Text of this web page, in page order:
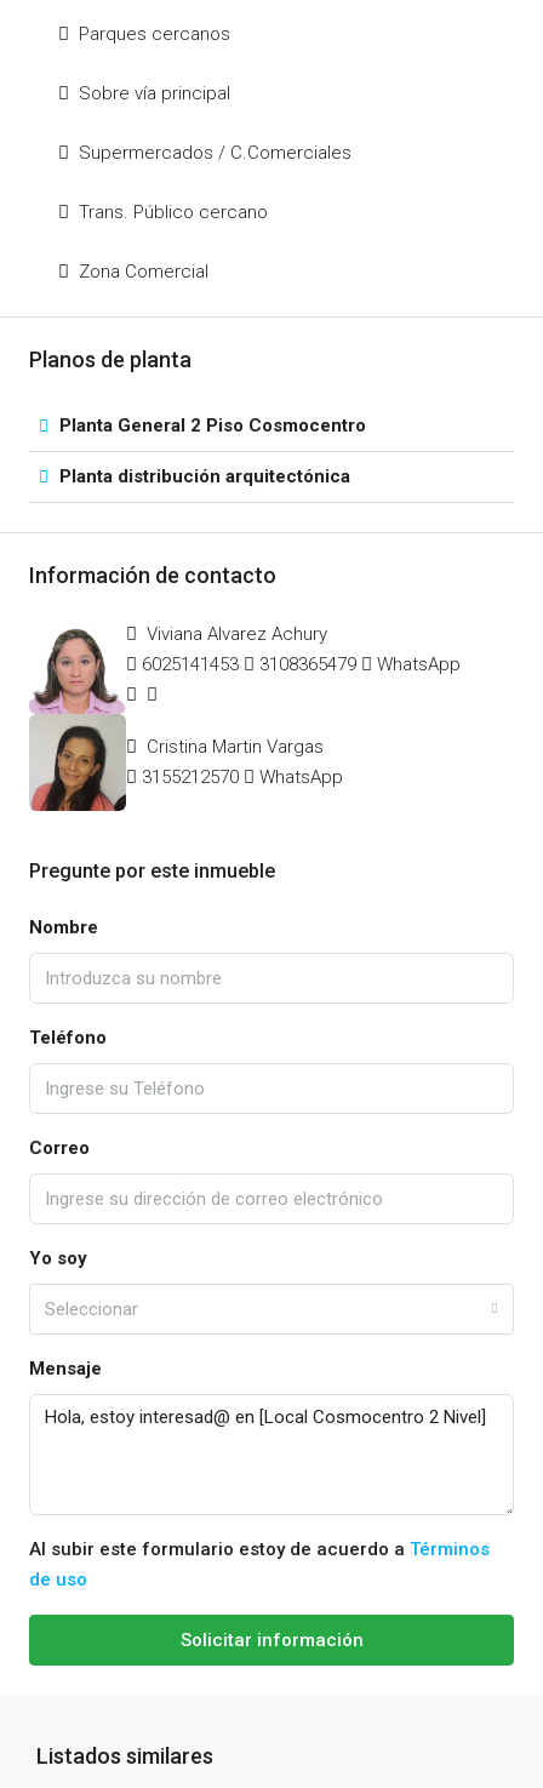
Parques cercanos
Sobre vía principal
Supermercados / C.Comerciales
Trans. Público cercano
Zona Comercial
Planos de planta
Planta General 2 Piso Cosmocentro
Planta distribución arquitectónica
Información de contacto
Viviana Alvarez Achury
6025141453
3108365479 WhatsApp
Cristina Martin Vargas
3155212570
WhatsApp
Pregunte por este inmueble
Nombre
Teléfono
Correo
Yo soy
Seleccionar
Mensaje
Al subir este formulario estoy de acuerdo a Términos
de uso
Solicitar información
Listados similares